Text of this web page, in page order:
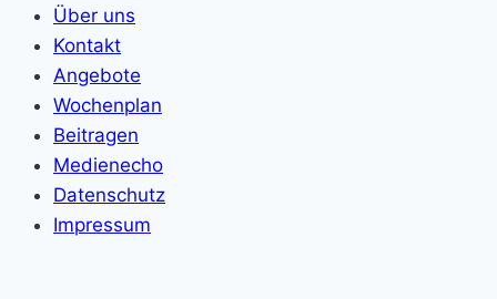
Über uns
Kontakt
Angebote
Wochenplan
Beitragen
Medienecho
Datenschutz
Impressum